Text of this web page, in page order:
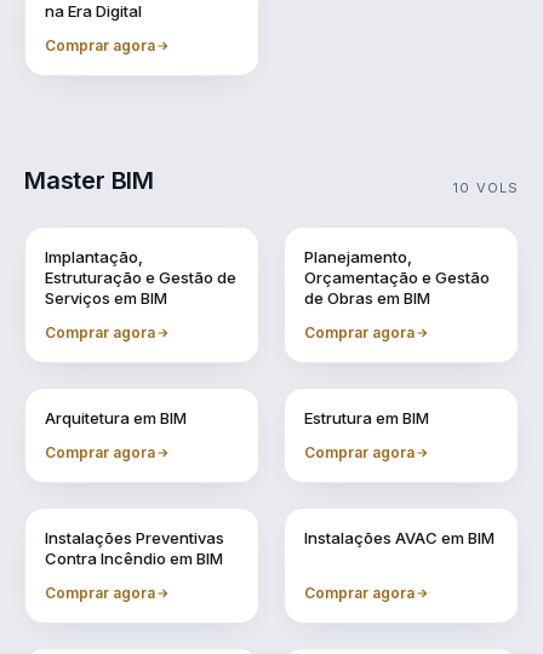
na Era Digital
Comprar agora
Master BIM 10 VOLS
Implantação,
Estruturação e Gestão de
Serviços em BIM
Comprar agora
Planejamento,
Orçamentação e Gestão
de Obras em BIM
Comprar agora
Arquitetura em BIM
Comprar agora
Estrutura em BIM
Comprar agora
Instalações Preventivas
Contra Incêndio em BIM
Comprar agora
Instalações AVAC em BIM
Comprar agora